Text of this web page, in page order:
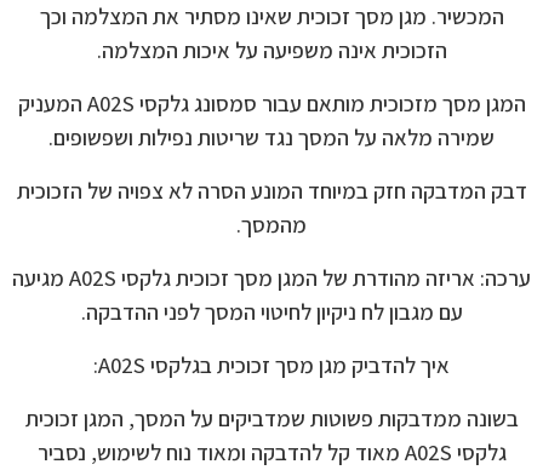
המכשיר. מגן מסך זכוכית שאינו מסתיר את המצלמה וכך
הזכוכית אינה משפיעה על איכות המצלמה.
המגן מסך מזכוכית מותאם עבור סמסונג גלקסי A02S המעניק
שמירה מלאה על המסך נגד שריטות נפילות ושפשופים.
דבק המדבקה חזק במיוחד המונע הסרה לא צפויה של הזכוכית
מהמסך.
ערכה: אריזה מהודרת של המגן מסך זכוכית גלקסי A02S מגיעה
עם מגבון לח ניקיון לחיטוי המסך לפני ההדבקה.
איך להדביק מגן מסך זכוכית בגלקסי A02S:
בשונה ממדבקות פשוטות שמדביקים על המסך, המגן זכוכית
גלקסי A02S מאוד קל להדבקה ומאוד נוח לשימוש, נסביר